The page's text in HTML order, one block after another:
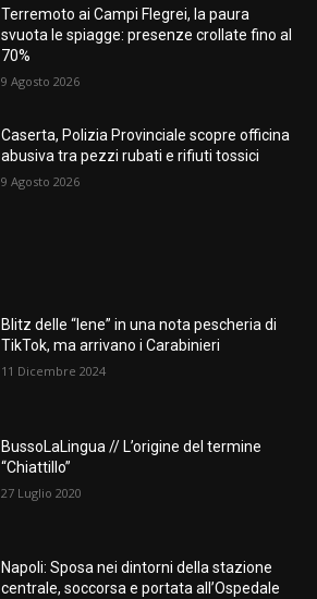
Terremoto ai Campi Flegrei, la paura
svuota le spiagge: presenze crollate fino al
70%
9 Agosto 2026
Caserta, Polizia Provinciale scopre officina
abusiva tra pezzi rubati e rifiuti tossici
9 Agosto 2026
Blitz delle “Iene” in una nota pescheria di
TikTok, ma arrivano i Carabinieri
11 Dicembre 2024
BussoLaLingua // L’origine del termine
“Chiattillo”
27 Luglio 2020
Napoli: Sposa nei dintorni della stazione
centrale, soccorsa e portata all’Ospedale